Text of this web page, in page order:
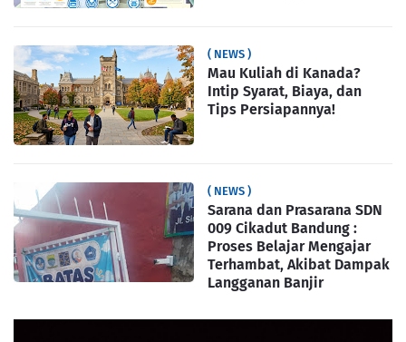
( NEWS )
Mau Kuliah di Kanada?
Intip Syarat, Biaya, dan
Tips Persiapannya!
( NEWS )
Sarana dan Prasarana SDN
009 Cikadut Bandung :
Proses Belajar Mengajar
Terhambat, Akibat Dampak
Langganan Banjir